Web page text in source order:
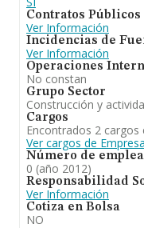
Contratos
Ver Información
Incidencias de
Ver Información
Operaciones
No constan
Grupo Sector
Construcción y
Cargos
Encontrados 2 cargos
Ver cargos de Empresa
Número de
0 (año 2012)
Responsabilidad
Ver Información
Cotiza en Bolsa
NO